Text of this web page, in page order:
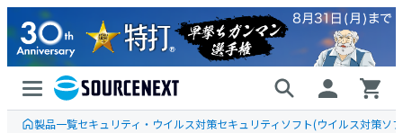
製品一覧セキュリティ・ウイルス対策セキュリティソフト(ウイルス対策ソ